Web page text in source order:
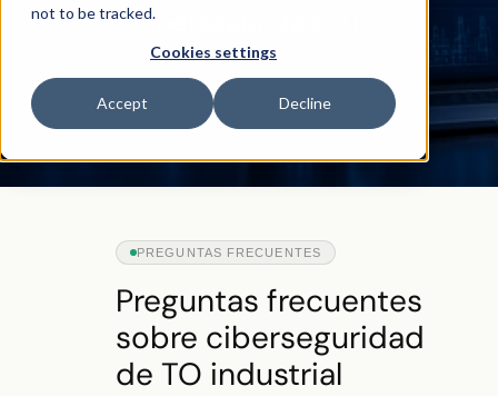
not to be tracked.
Cookies settings
Accept Decline
ciberseguridad OT.
PREGUNTAS FRECUENTES
Preguntas frecuentes
sobre ciberseguridad
de TO industrial